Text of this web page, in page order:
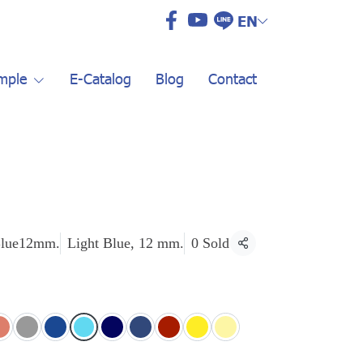
EN
E-Catalog Blog Contact
Light Blue, 12 mm. 0 Sold
Share